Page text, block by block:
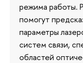
режима работы.
помогут
параметры
систем связи,
областей